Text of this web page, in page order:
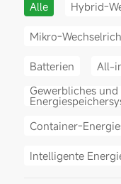
Alle
Hybrid-
Mikro-
Batterien
All-
Gewerbliches
Container-
Intelligente